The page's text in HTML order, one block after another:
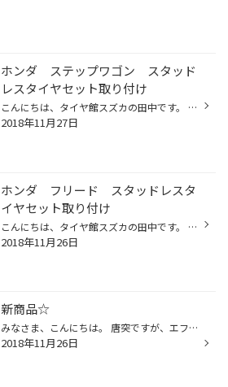
ホンダ ステップワゴン スタッド
レスタイヤセット取り付け
こんにちは、タイヤ館スズカの田中です。 本日の作業はホンダ ステップワゴンのスタッドレスタイヤホイールセットの取り付けです。 タイヤ ２０５／６０Ｒ１６ ブリヂストン ブリザックVRX2 ホイール 16インチ ブリヂストン エコフォルムＣＲＳ１２ 最近のホンダ車は新車でも非常にオシャレなアルミ...
2018年11月27日
ホンダ フリード スタッドレスタ
イヤセット取り付け
こんにちは、タイヤ館スズカの田中です。 本日の作業はホンダ フリードのスタッドレスタイヤセット取り付けです。 タイヤ １８５／６５Ｒ１５ ブリヂストン ブリザックＶＲＸ２ ホイール 15インチ ブリヂストン エコフォルムＣＲＳ１２
2018年11月26日
新商品☆
みなさま、こんにちは。 唐突ですが、エフワンも先日最終戦になりまして2018年の楽しみがなくなってしまい残り１か月どう過ごそうか考えているところですが。。。 今シーズンで一旦引退するドライバーの最終戦記念キャップです☆ ヘルメットのカラーリングに似ていてとてもグッドです☆ 海外のサイト...
2018年11月26日